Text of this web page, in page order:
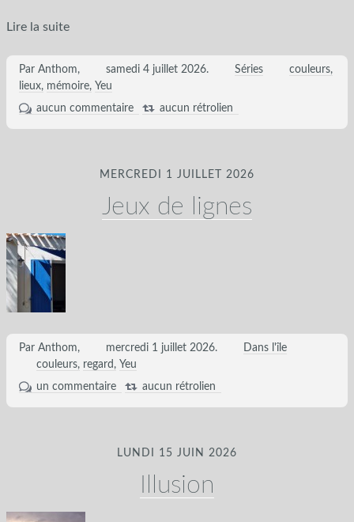
Lire la suite
Par Anthom, samedi 4 juillet 2026. Séries
couleurs
lieux mémoire Yeu
aucun commentaire
aucun rétrolien
MERCREDI 1 JUILLET 2026
Jeux de lignes
Par Anthom, mercredi 1 juillet 2026.
Dans l'île
couleurs regard
Yeu
un commentaire
aucun rétrolien
LUNDI 15 JUIN 2026
Illusion